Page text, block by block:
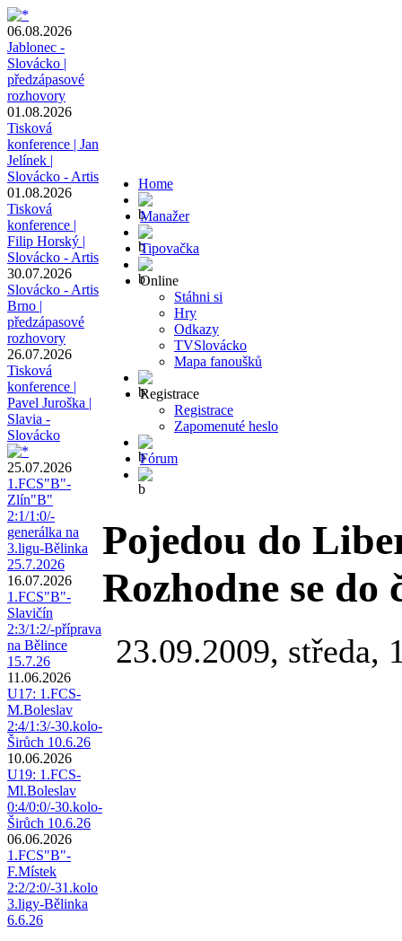
06.08.2026
Jablonec -
Slovácko |
předzápasové
rozhovory
01.08.2026
Tisková
konference | Jan
Jelínek |
Slovácko - Artis
01.08.2026
Tisková
konference |
Filip Horský |
Slovácko - Artis
30.07.2026
Slovácko - Artis
Brno |
předzápasové
rozhovory
26.07.2026
Tisková
konference |
Pavel Juroška |
Slavia -
Slovácko
25.07.2026
1.FCS"B"-
Zlín"B"
2:1/1:0/-
generálka na
3.ligu-Bělinka
25.7.2026
16.07.2026
1.FCS"B"-
Slavičín
2:3/1:2/-příprava
na Bělince
15.7.26
11.06.2026
U17: 1.FCS-
M.Boleslav
2:4/1:3/-30.kolo-
Širůch 10.6.26
10.06.2026
U19: 1.FCS-
Ml.Boleslav
0:4/0:0/-30.kolo-
Širůch 10.6.26
06.06.2026
1.FCS"B"-
F.Místek
2:2/2:0/-31.kolo
3.ligy-Bělinka
6.6.26
Home
Manažer
Tipovačka
Online
Stáhni si
Hry
Odkazy
TVSlovácko
Mapa fanoušků
Registrace
Registrace
Zapomenuté heslo
Fórum
Pojedou do
Rozhodne se
23.09.2009, středa,